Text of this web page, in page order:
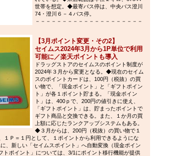
世帯を想定。◆最寄バス停は、中央バス澄川
74・澄川６－４バス停。
－－－－－－－－－－－－－－－－－－－－
【3月ポイント変更・その2】
セイムス2024年3月から1P単位で利用
可能に／楽天ポイントも導入
ドラッグストアのセイムスのポイント制度が
2024年３月から変更となる。◆現在のセイム
スのポイントカードは、100円（税抜）の買
い物で、「現金ポイント」と「ギフトポイン
ト」が各１ポイント貯まる。「現金ポイン
ト」は、400ｐで、200円の値引きに使え、
「ギフトポイント」は、貯まったポイントで
ギフト商品と交換できる。また、１か月の買
上額に応じたランクアップシステムもある。
◆３月からは、200円（税抜）の買い物で１
１Ｐ＝１円として、１ポイントから利用できるようにな
、新しい「セイムスポイント」へ自動変換（現金ポイン
トポイント」については、3/1にポイント移行機能が提供